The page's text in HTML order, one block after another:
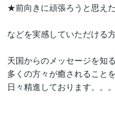
★前向きに頑張ろうと思えた
などを実感していただける
天国からのメッセージを知
多くの方々が癒されること
日々精進しております。。。